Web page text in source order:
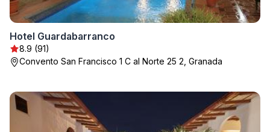
Hotel Guardabarranco
8.9 (91)
Convento San Francisco 1 C al Norte 25 2, Granada